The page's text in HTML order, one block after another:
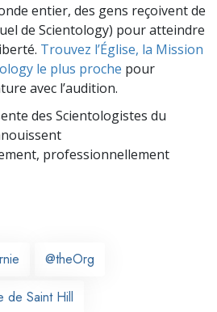
entier, des gens reçoivent de
de Scientology) pour atteindre
Trouvez l’Église, la Mission
le plus proche pour
avec l’audition.
des Scientologistes du
professionnellement
@theOrg
de Saint Hill